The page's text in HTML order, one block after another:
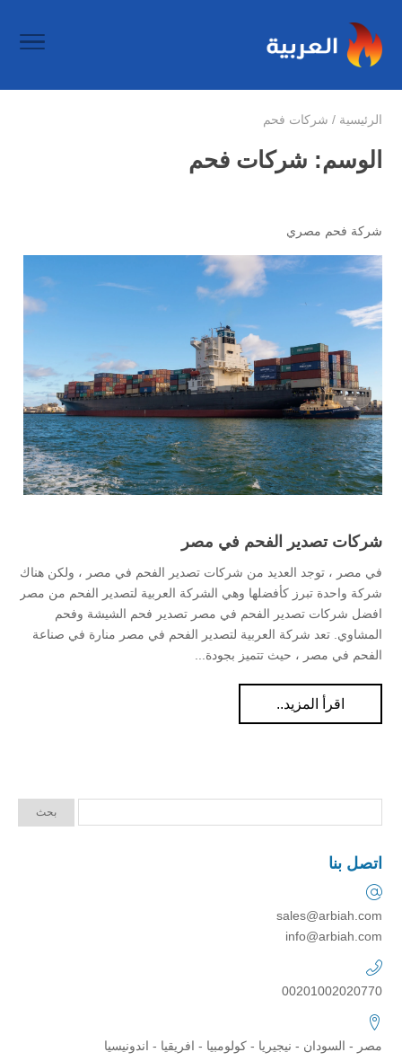
الرئيسية / شركات فحم
الوسم: شركات فحم
شركة فحم مصري
شركات تصدير الفحم في مصر
في مصر ، توجد العديد من شركات تصدير الفحم في مصر ، ولكن هناك
شركة واحدة تبرز كأفضلها وهي الشركة العربية لتصدير الفحم من مصر
افضل شركات تصدير الفحم في مصر تصدير فحم الشيشة وفحم
المشاوي. تعد شركة العربية لتصدير الفحم في مصر منارة في صناعة
الفحم في مصر ، حيث تتميز بجودة...
اقرأ المزيد..
اتصل بنا
sales@arbiah.com
info@arbiah.com
00201002020770
مصر - السودان - نيجيريا - كولومبيا - افريقيا - اندونيسيا